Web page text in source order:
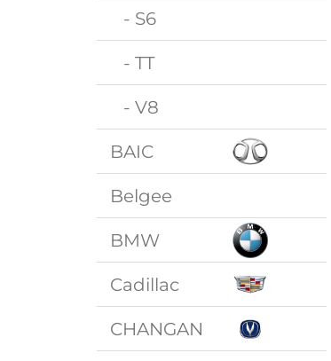
- S6
- TT
- V8
BAIC
Belgee
BMW
Cadillac
CHANGAN